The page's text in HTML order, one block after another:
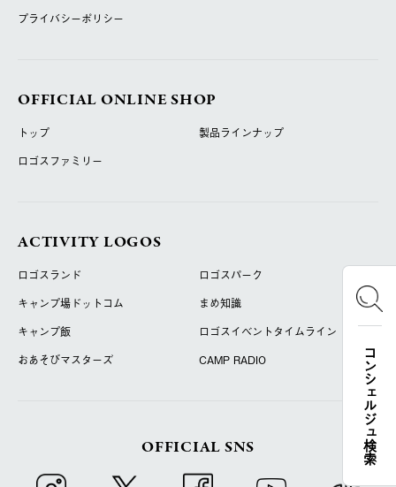
コンシェルジュ検索
プライバシーポリシー
OFFICIAL ONLINE SHOP
トップ
製品ラインナップ
ロゴスファミリー
ACTIVITY LOGOS
ロゴスランド
ロゴスパーク
キャンプ場ドットコム
まめ知識
キャンプ飯
ロゴスイベントタイムライン
おあそびマスターズ
CAMP RADIO
OFFICIAL SNS